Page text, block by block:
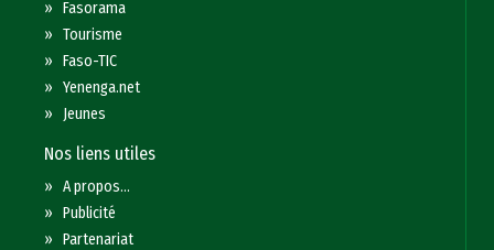
»Fasorama
»Tourisme
»Faso-TIC
»Yenenga.net
» Jeunes
Nos liens utiles
»A propos...
»Publicité
»Partenariat